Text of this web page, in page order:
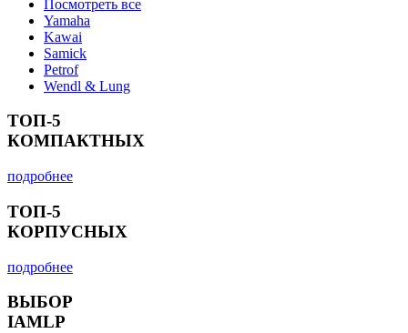
Посмотреть все
Yamaha
Kawai
Samick
Petrof
Wendl & Lung
ТОП-5
КОМПАКТНЫХ
подробнее
ТОП-5
КОРПУСНЫХ
подробнее
ВЫБОР
IAMLP